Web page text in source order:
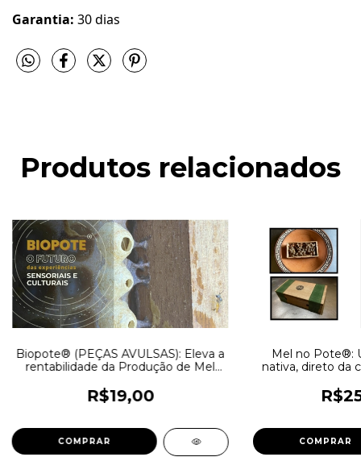
Garantia: 30 dias
Produtos relacionados
Biopote®️ (PEÇAS AVULSAS): Eleva a
rentabilidade da Produção de Mel
R$19,00
COMPRAR
Mel no Pote®️:
nativa, direto da